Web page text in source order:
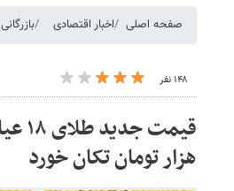
صفحه اصلی اخبار اقتصادی بازرگانی
۱۴۸ نفر
هزار تومان تکان خورد